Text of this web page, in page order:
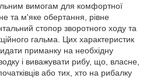
вимогам для комфортної
та м'яке обертання, рівне
стопор зворотного ходу та
гальма. Цих характеристик
приманку на необхідну
і виважувати рибу, що, власне,
початківців або тих, хто на рибалку